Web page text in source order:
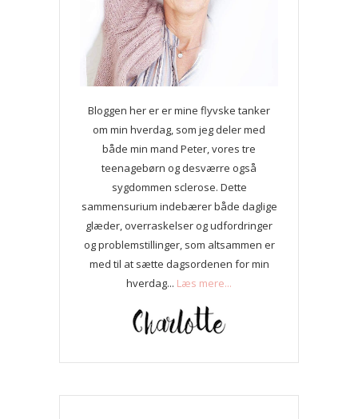
Bloggen her er er mine flyvske tanker
om min hverdag, som jeg deler med
både min mand Peter, vores tre
teenagebørn og desværre også
sygdommen sclerose. Dette
sammensurium indebærer både daglige
glæder, overraskelser og udfordringer
og problemstillinger, som altsammen er
med til at sætte dagsordenen for min
hverdag... Læs mere...